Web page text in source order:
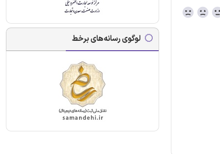
لوگوی رسانه‌های برخط